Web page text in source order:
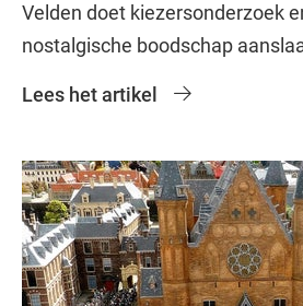
Velden doet kiezersonderzoek
nostalgische boodschap
Lees het artikel